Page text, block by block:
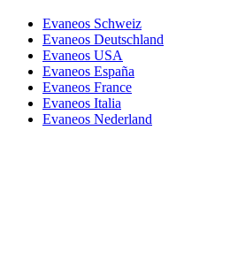
Evaneos Schweiz
Evaneos Deutschland
Evaneos USA
Evaneos España
Evaneos France
Evaneos Italia
Evaneos Nederland